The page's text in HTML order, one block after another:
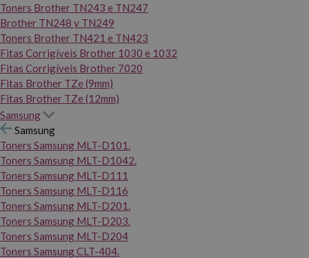
Toners Brother TN243 e TN247
Brother TN248 y TN249
Toners Brother TN421 e TN423
Fitas Corrigíveis Brother 1030 e 1032
Fitas Corrigíveis Brother 7020
Fitas Brother TZe (9mm)
Fitas Brother TZe (12mm)
Samsung
Samsung
Toners Samsung MLT-D101.
Toners Samsung MLT-D1042.
Toners Samsung MLT-D111
Toners Samsung MLT-D116
Toners Samsung MLT-D201.
Toners Samsung MLT-D203.
Toners Samsung MLT-D204
Toners Samsung CLT-404.